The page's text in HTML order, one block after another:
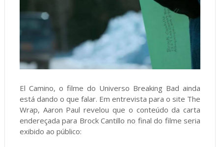
El Camino, o filme do Universo Breaking Bad ainda
está dando o que falar. Em entrevista para o site The
Wrap, Aaron Paul revelou que o conteúdo da carta
endereçada para Brock Cantillo no final do filme seria
exibido ao público: